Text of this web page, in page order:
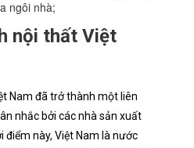
ngôi nhà;
nội thất Việt
Nam đã trở thành một liên
nhắc bởi các nhà sản xuất
điểm này, Việt Nam là nước